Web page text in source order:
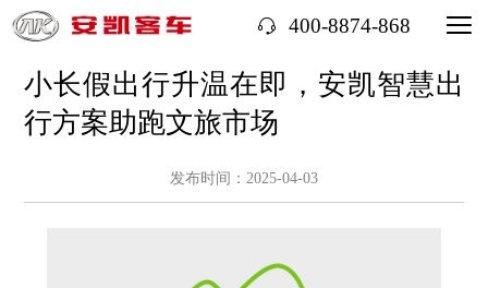
400-8874-868
小长假出行升温在即，安凯智慧出
行方案助跑文旅市场
发布时间：2025-04-03